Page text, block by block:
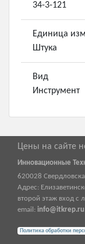
34-3-121
Единица
Штука
Вид
Инструмент
Цены на сайте
Инновационные
620028
Адрес:
второй этаж вход с
email: info@itkrep.ru
Политика обработки